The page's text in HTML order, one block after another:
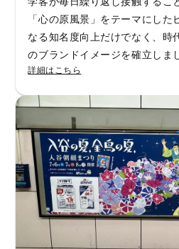
「心の原風景」をテーマにし
なる知名度向上だけでなく、時
のブランドイメージを確立しま
詳細はこちら